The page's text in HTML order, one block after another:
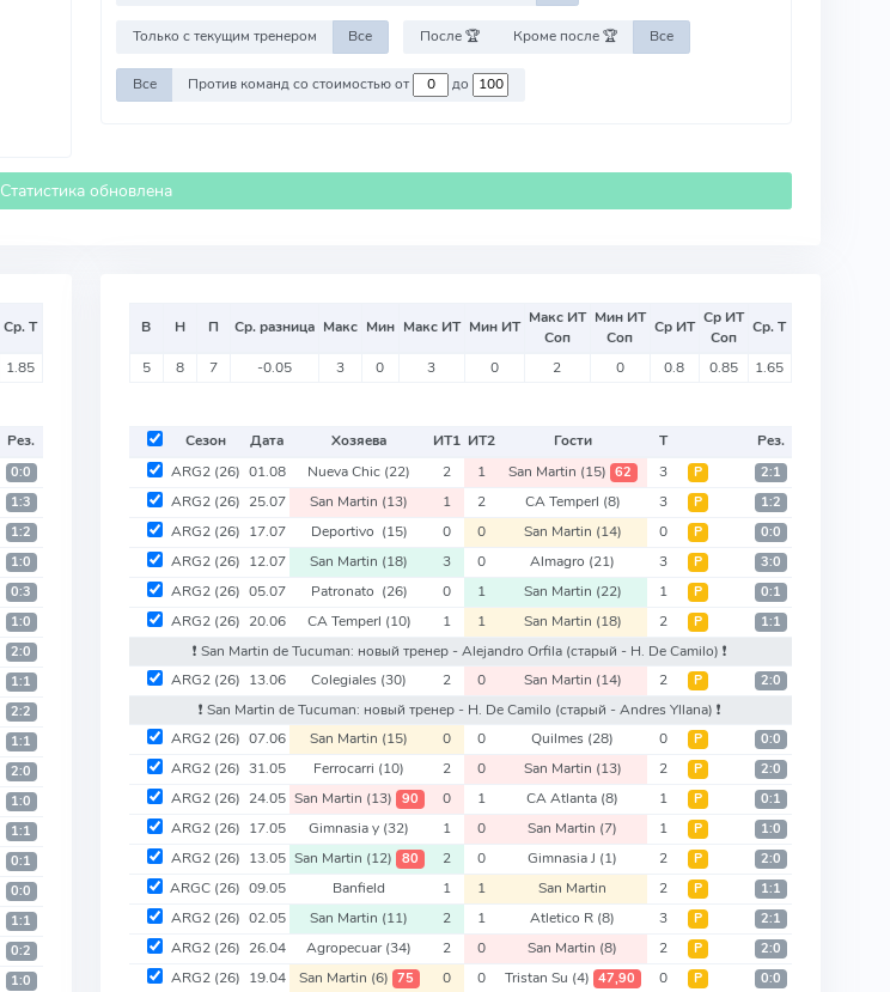
Только с текущим тренером Все После 🏆 Кроме после 🏆 Все
Все Против команд со стоимостью от до
Статистика обновлена
Ср. Т
1.85
Рез.
0:0
1:3
1:2
1:0
0:3
1:0
2:0
1:1
2:2
1:1
2:0
1:0
1:1
0:1
0:0
1:1
0:2
1:0
В Н П Ср. разница Макс Мин Макс ИТ Мин ИТ Макс ИТ
Соп
Мин ИТ
Соп
Ср ИТ Ср ИТ
Соп
Ср. Т
5 8 7 -0.05 3 0 3 0 2 0 0.8 0.85 1.65
Сезон Дата Хозяева ИТ1 ИТ2 Гости Т
Рез.
ARG2 (26) 01.08 Nueva Chic (22) 2 1 San Martin (15) 62 3 Р 2:1
ARG2 (26) 25.07 San Martin (13) 1 2 CA Temperl (8) 3 Р 1:2
ARG2 (26) 17.07 Deportivo (15) 0 0 San Martin (14) 0 Р 0:0
ARG2 (26) 12.07 San Martin (18) 3 0 Almagro (21) 3 Р 3:0
ARG2 (26) 05.07 Patronato (26) 0 1 San Martin (22) 1 Р 0:1
ARG2 (26) 20.06 CA Temperl (10) 1 1 San Martin (18) 2 Р 1:1
❗️ San Martin de Tucuman: новый тренер - Alejandro Orfila (старый - H. De Camilo) ❗️
ARG2 (26) 13.06 Colegiales (30) 2 0 San Martin (14) 2 Р 2:0
❗️ San Martin de Tucuman: новый тренер - H. De Camilo (старый - Andres Yllana) ❗️
ARG2 (26) 07.06 San Martin (15) 0 0 Quilmes (28) 0 Р 0:0
ARG2 (26) 31.05 Ferrocarri (10) 2 0 San Martin (13) 2 Р 2:0
ARG2 (26) 24.05 San Martin (13) 90 0 1 CA Atlanta (8) 1 Р 0:1
ARG2 (26) 17.05 Gimnasia y (32) 1 0 San Martin (7) 1 Р 1:0
ARG2 (26) 13.05 San Martin (12) 80 2 0 Gimnasia J (1) 2 Р 2:0
ARGC (26) 09.05 Banfield 1 1 San Martin 2 Р 1:1
ARG2 (26) 02.05 San Martin (11) 2 1 Atletico R (8) 3 Р 2:1
ARG2 (26) 26.04 Agropecuar(34) 2 0 San Martin (8) 2 Р 2:0
ARG2 (26) 19.04 San Martin (6) 75 0 0 Tristan Su (4) 47,90 0 Р 0:0